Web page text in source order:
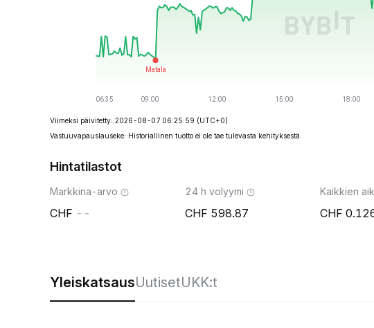
Viimeksi päivitetty: 2026-08-07 06:25:59 (UTC+0)
Vastuuvapauslauseke: Historiallinen tuotto ei ole tae tulevasta kehityksestä.
Hintatilastot
Markkina-arvo
--
24 h volyymi
598.87
Kaikkien
YleiskatsausUutisetUKK:t